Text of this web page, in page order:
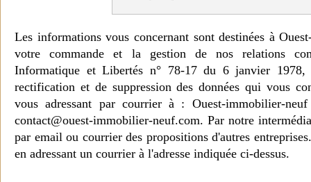
Les informations vous concernant sont destinées à
votre commande et la gestion de nos relations
Informatique et Libertés n° 78-17 du 6 janvier 1978,
rectification et de suppression des données qui vous
vous adressant par courrier à : Ouest-immobilier-
contact@ouest-immobilier-neuf.com. Par notre
par email ou courrier des propositions d'autres
en adressant un courrier à l'adresse indiquée ci-dessus.